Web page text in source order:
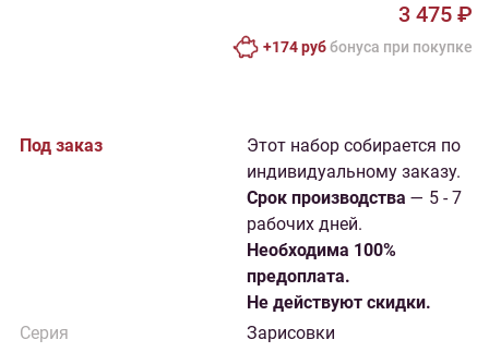
3 475 ₽
+174 руббонусa при покупке
Под заказ
Этот набор собирается по
индивидуальному заказу.
Cрок производства — 5 - 7
рабочих дней.
Необходима 100%
предоплата.
Не действуют скидки.
Серия
Зарисовки